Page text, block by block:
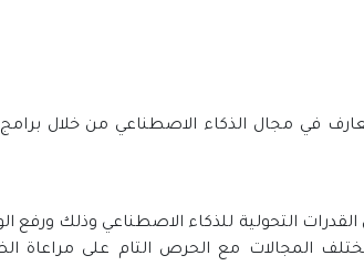
في مجال الذكاء الاصطناعي من خلال
التحولية للذكاء الاصطناعي وذلك ورفع
المجالات مع الحرص التام على مراعاة